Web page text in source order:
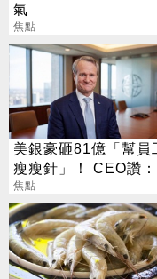
氣
焦點
美銀豪砸81億「幫員
瘦瘦針」！ CEO讚
項值得的投資
焦點